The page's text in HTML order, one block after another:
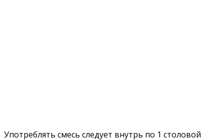
Употреблять смесь следует внутрь по 1 столовой